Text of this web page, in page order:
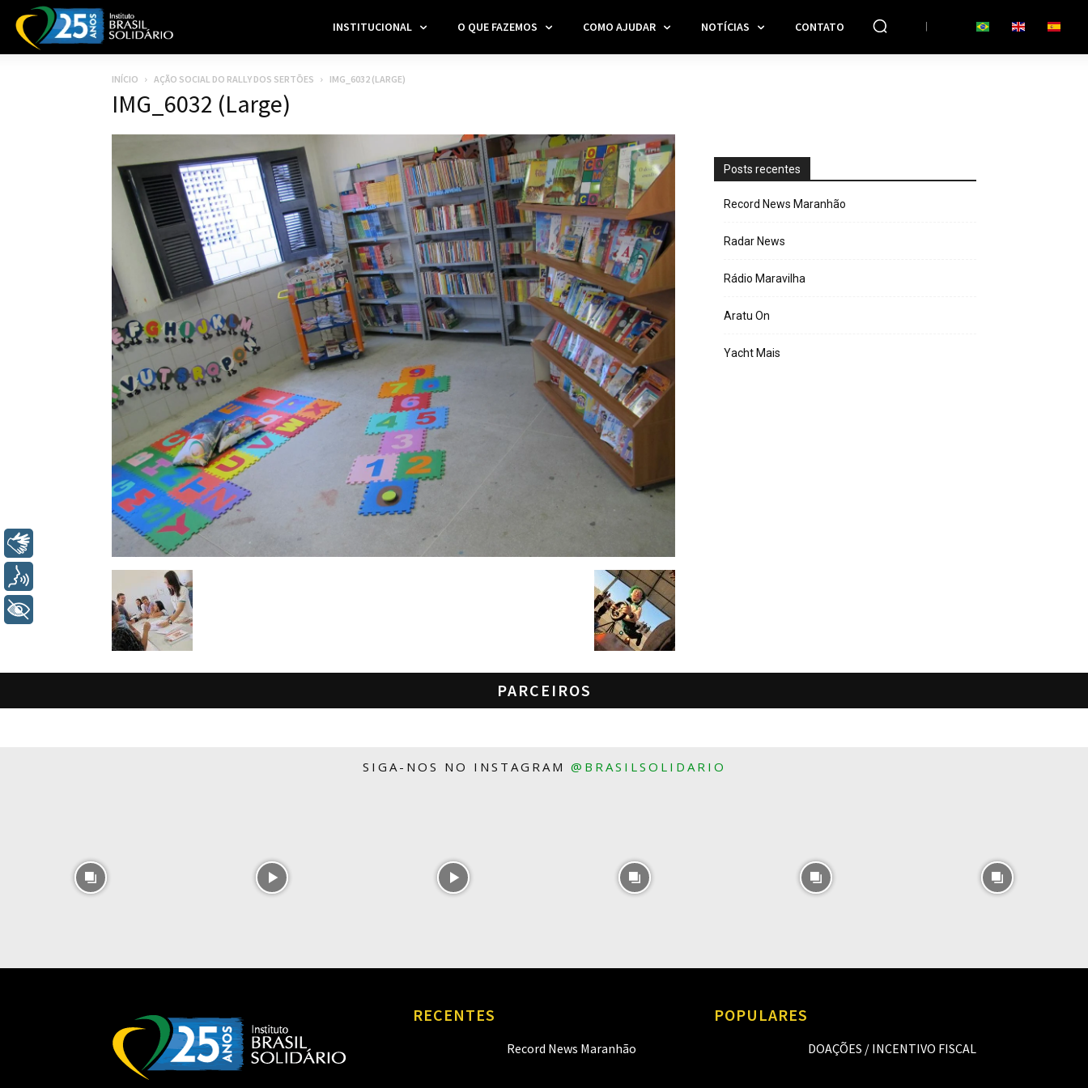
INSTITUCIONAL O QUE FAZEMOS COMO AJUDAR NOTÍCIAS CONTATO
INÍCIO AÇÃO SOCIAL DO RALLY DOS SERTÕES IMG_6032 (LARGE)
IMG_6032 (Large)
Posts recentes
Record News Maranhão
Radar News
Rádio Maravilha
Aratu On
Yacht Mais
PARCEIROS
SIGA-NOS NO INSTAGRAM @BRASILSOLIDARIO
RECENTES
Record News Maranhão
POPULARES
DOAÇÕES / INCENTIVO FISCAL
+ Acessibilidade